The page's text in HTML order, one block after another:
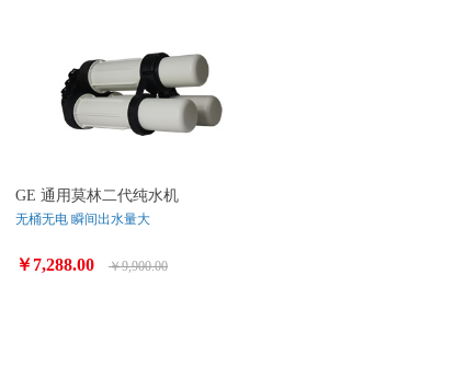
GE 通用莫林二代纯水机
无桶无电 瞬间出水量大
￥7,288.00 ￥9,900.00